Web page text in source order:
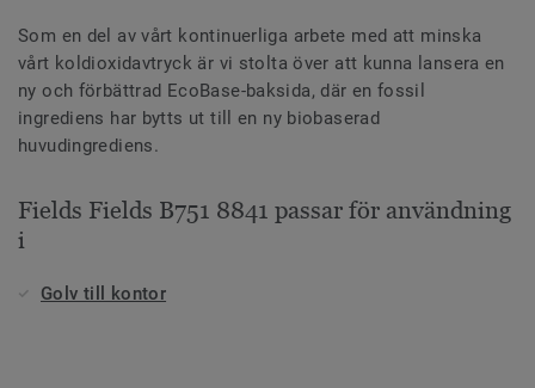
Som en del av vårt kontinuerliga arbete med att minska
vårt koldioxidavtryck är vi stolta över att kunna lansera en
ny och förbättrad EcoBase-baksida, där en fossil
ingrediens har bytts ut till en ny biobaserad
huvudingrediens.
Fields Fields B751 8841 passar för användning
i
Golv till kontor